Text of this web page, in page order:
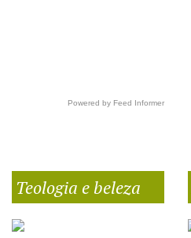
Powered by Feed Informer
Teologia e beleza